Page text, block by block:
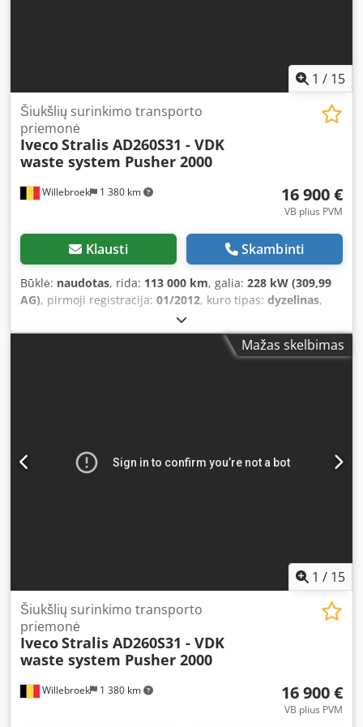
1 / 15
Willebroek 1 380 km
Šiukšlių surinkimo transporto
priemonė
IvecoStralis AD260S31 - VDK
waste system Pusher 2000
16 900 €
VB plius PVM
Klausti Skambinti
Būklė: naudotas, rida: 113 000 km, galia: 228 kW (309,99
AG), pirmoji registracija: 01/2012, kuro tipas: dyzelinas,
, ratų bazė:
dyzelinas, spalva:oranžinė, vairuotojo kabina:dieninė
, emisijos klasė:Euro 5,
Mažas skelbimas
1 / 15
Willebroek 1 380 km
Šiukšlių surinkimo transporto
priemonė
IvecoStralis AD260S31 - VDK
waste system Pusher 2000
16 900 €
VB plius PVM